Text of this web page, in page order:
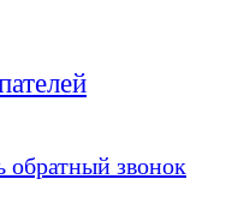
обратный звонок